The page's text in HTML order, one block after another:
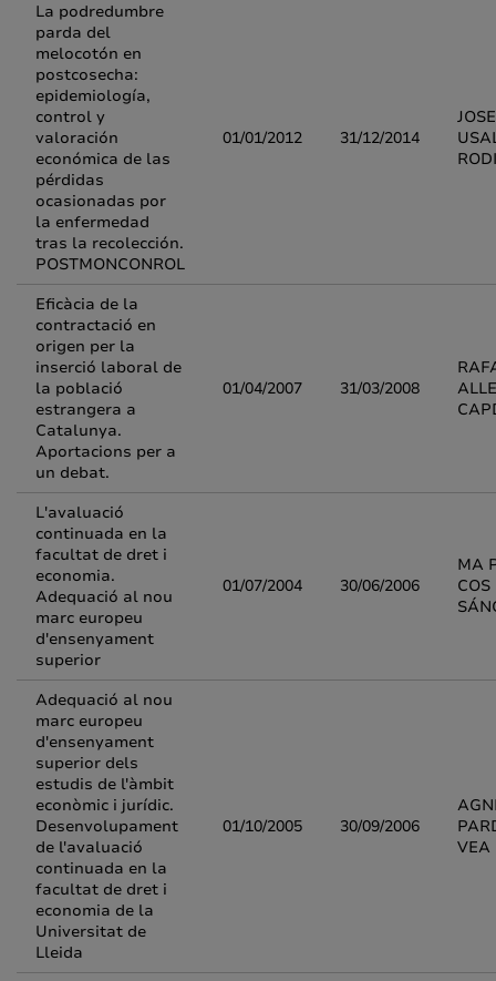
La podredumbre
parda del
melocotón en
postcosecha:
epidemiología,
control y
valoración
económica de las
pérdidas
ocasionadas por
la enfermedad
tras la recolección.
POSTMONCONROL
01/01/2012 31/12/2014
Eficàcia de la
contractació en
origen per la
inserció laboral de
la població
estrangera a
Catalunya.
Aportacions per a
un debat.
01/04/2007 31/03/2008
L'avaluació
continuada en la
facultat de dret i
economia.
Adequació al nou
marc europeu
d'ensenyament
superior
01/07/2004 30/06/2006
MA
COS
Adequació al nou
marc europeu
d'ensenyament
superior dels
estudis de l'àmbit
econòmic i jurídic.
Desenvolupament
de l'avaluació
continuada en la
facultat de dret i
economia de la
Universitat de
Lleida
01/10/2005 30/09/2006
VEA